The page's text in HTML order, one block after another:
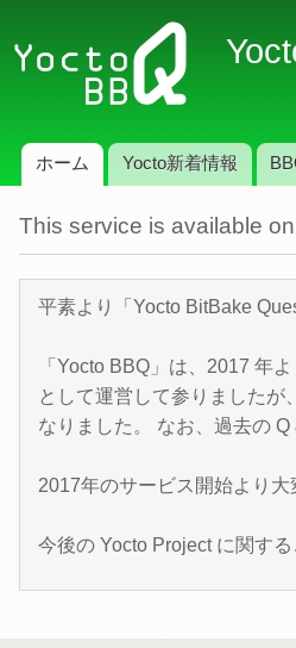
メインメニュー
ホーム Yocto新着情報
This service is available
平素より「Yocto BitBake
「Yocto BBQ」は、2017 年
として運営して参りましたが
なりました。 なお、過去の
2017年のサービス開始より
今後の Yocto Project に関す